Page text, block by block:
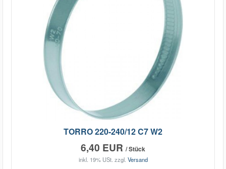
TORRO 220-240/12 C7 W2
6,40 EUR / Stück
inkl. 19% USt. zzgl. Versand